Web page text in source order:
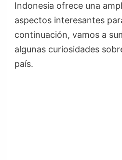
Indonesia ofrece una
aspectos interesantes
continuación, vamos a
algunas curiosidades
país.